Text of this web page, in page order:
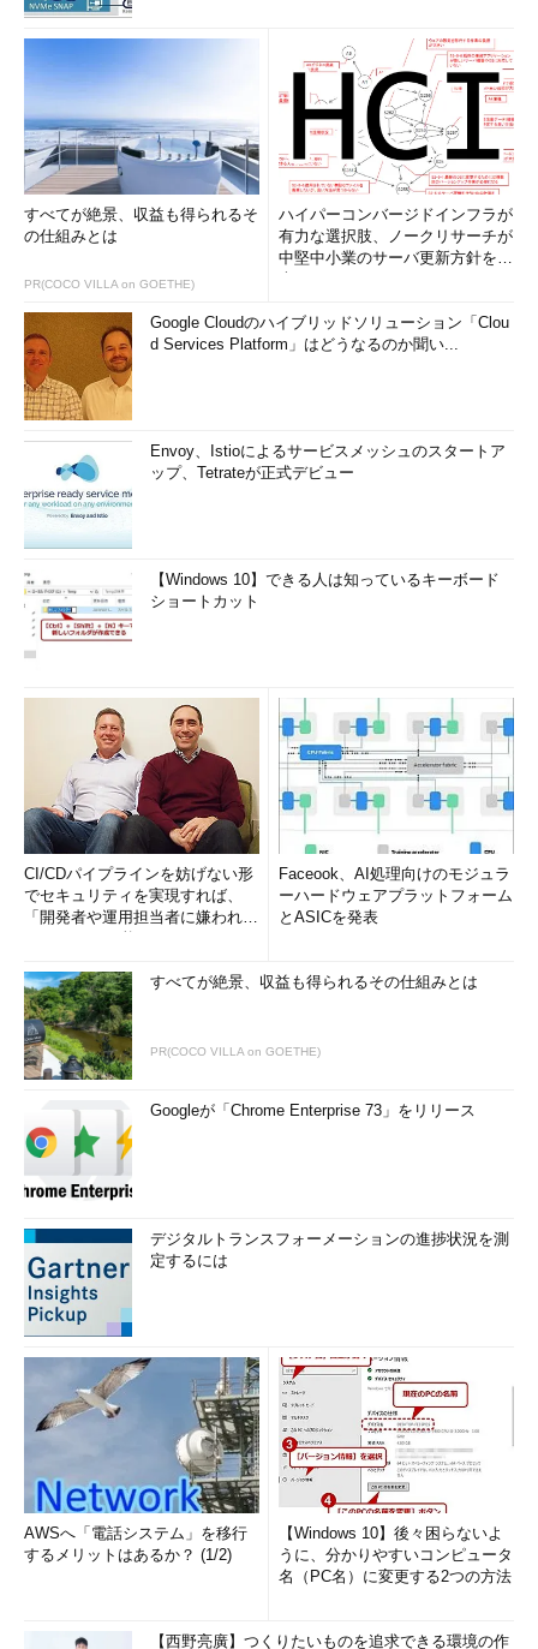
すべてが絶景、収益も得られるそ
の仕組みとは
PR(COCO VILLA on GOETHE)
ハイパーコンバージドインフラが
有力な選択肢、ノークリサーチが
中堅中小業のサーバ更新方針を調
Google Cloudのハイブリッドソリューション「Clou
d Services Platform」はどうなるのか聞い...
Envoy、Istioによるサービスメッシュのスタートア
ップ、Tetrateが正式デビュー
【Windows 10】できる人は知っているキーボード
ショートカット
CI/CDパイプラインを妨げない形
でセキュリティを実現すれば、
「開発者や運用担当者に嫌われな
Faceook、AI処理向けのモジュラ
ーハードウェアプラットフォーム
とASICを発表
すべてが絶景、収益も得られるその仕組みとは
PR(COCO VILLA on GOETHE)
Googleが「Chrome Enterprise 73」をリリース
デジタルトランスフォーメーションの進捗状況を測
定するには
AWSへ「電話システム」を移行
するメリットはあるか？ (1/2)
【Windows 10】後々困らないよ
うに、分かりやすいコンピュータ
名（PC名）に変更する2つの方法
【西野亮廣】つくりたいものを追求できる環境の作